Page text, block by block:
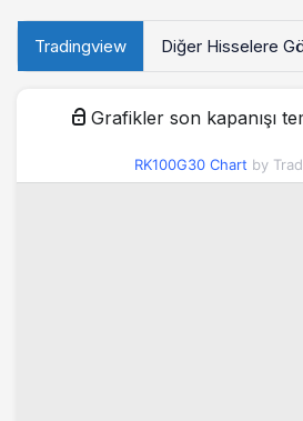
Tradingview Diğer Hisselere
Grafikler son kapanışı
RK100G30 Chart by